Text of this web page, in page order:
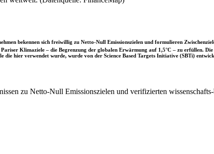
bekennen sich freiwillig zu Netto-Null Emissionszielen und formulieren
Klimaziele – die Begrenzung der globalen Erwärmung auf 1,5°C – zu erfüllen.
hier verwendet wurde, wurde von der Science Based Targets Initiative (SBTi)
zu Netto-Null Emissionszielen und verifizierten